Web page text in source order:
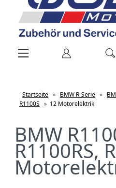
Startseite » BMW R-Serie »
R1100S » 12 Motorelektrik
BMW
R1100RS,